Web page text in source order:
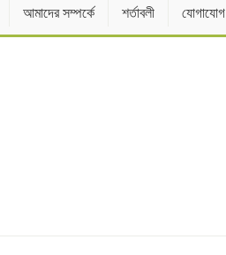
আমাদের সম্পর্কে শর্তাবলী যোগাযোগ